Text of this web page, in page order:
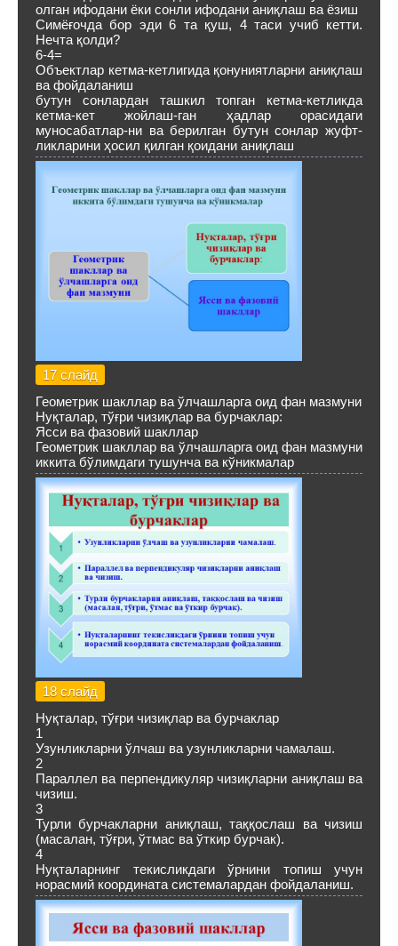
олган ифодани ёки сонли ифодани аниқлаш ва ёзиш
Симёғочда бор эди 6 та қуш, 4 таси учиб кетти.
Нечта қолди?
6-4=
Объектлар кетма-кетлигида қонуниятларни аниқлаш
ва фойдаланиш
бутун сонлардан ташкил топган кетма-кетликда
кетма-кет жойлаш-ган ҳадлар орасидаги
муносабатлар-ни ва берилган бутун сонлар жуфт-
ликларини ҳосил қилган қоидани аниқлаш
17 слайд
Геометрик шакллар ва ўлчашларга оид фан мазмуни
Нуқталар, тўғри чизиқлар ва бурчаклар:
Ясси ва фазовий шакллар
Геометрик шакллар ва ўлчашларга оид фан мазмуни
иккита бўлимдаги тушунча ва кўникмалар
18 слайд
Нуқталар, тўғри чизиқлар ва бурчаклар
1
Узунликларни ўлчаш ва узунликларни чамалаш.
2
Параллел ва перпендикуляр чизиқларни аниқлаш ва
чизиш.
3
Турли бурчакларни аниқлаш, таққослаш ва чизиш
(масалан, тўғри, ўтмас ва ўткир бурчак).
4
Нуқталарнинг текисликдаги ўрнини топиш учун
норасмий координата системалардан фойдаланиш.